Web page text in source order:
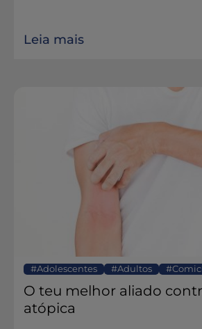
Leia mais
Adolescentes Adultos
O teu melhor aliado
atópica